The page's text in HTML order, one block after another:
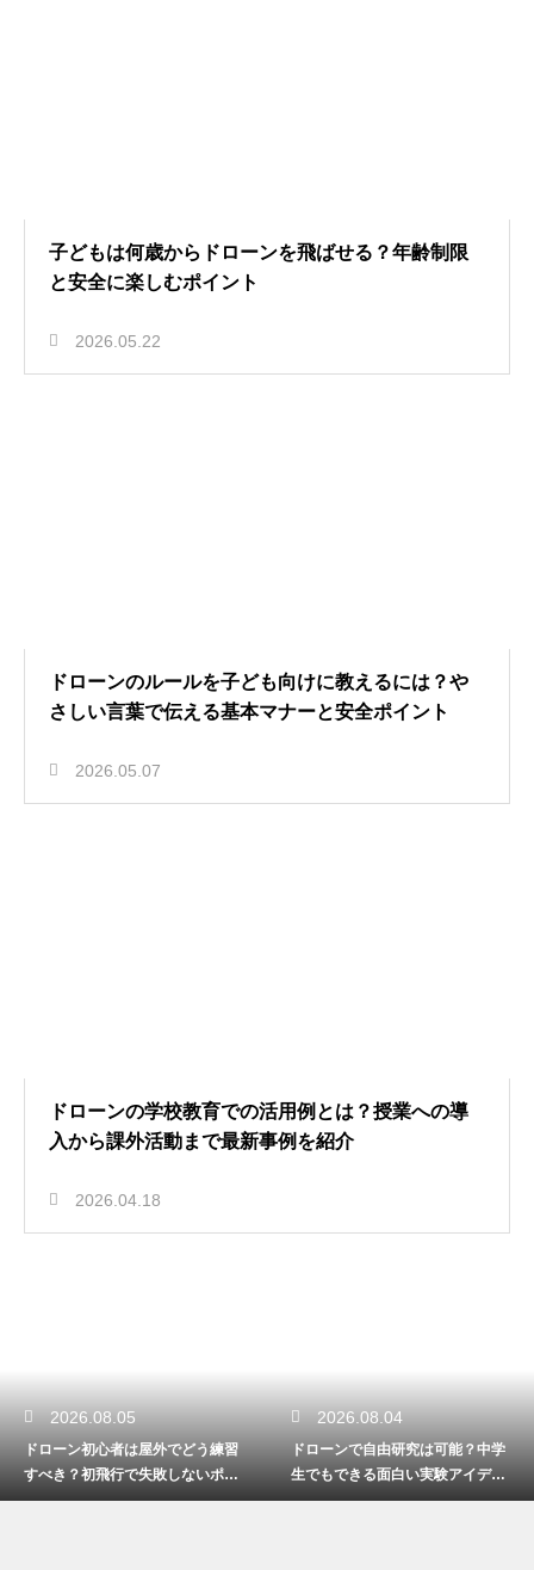
子どもは何歳からドローンを飛ばせる？年齢制限
と安全に楽しむポイント
2026.05.22
ドローンのルールを子ども向けに教えるには？や
さしい言葉で伝える基本マナーと安全ポイント
2026.05.07
ドローンの学校教育での活用例とは？授業への導
入から課外活動まで最新事例を紹介
2026.04.18
2026.08.05
ドローン初心者は屋外でどう練習
すべき？初飛行で失敗しないポイ
ント
2026.08.04
ドローンで自由研究は可能？中学
生でもできる面白い実験アイデア
を紹介